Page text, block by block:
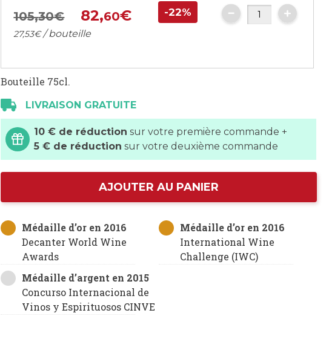
105,30€ 82,60€ -22%
27,53€/ bouteille
Bouteille 75cl.
LIVRAISON GRATUITE
10 € de réduction sur votre première commande +
5 € de réduction sur votre deuxième commande
AJOUTER AU PANIER
Médaille d’or en 2016
Decanter World Wine
Awards
Médaille d’or en 2016
International Wine
Challenge (IWC)
Médaille d’argent en 2015
Concurso Internacional de
Vinos y Espirituosos CINVE